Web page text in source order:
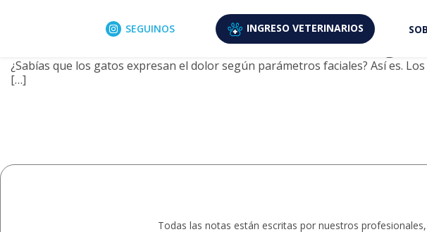
SEGUINOS INGRESO VETERINARIOS
Archivo de etiquetas: escala grimace
Escala Grimace – Evaluación del dolor en gatos
¿Sabías que los gatos expresan el dolor según parámetros faciales? Así es.
[…]
Todas las notas están escritas por nuestros